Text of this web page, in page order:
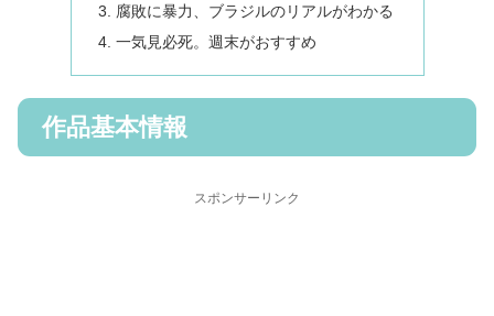
腐敗に暴力、ブラジルのリアルがわかる
一気見必死。週末がおすすめ
作品基本情報
スポンサーリンク